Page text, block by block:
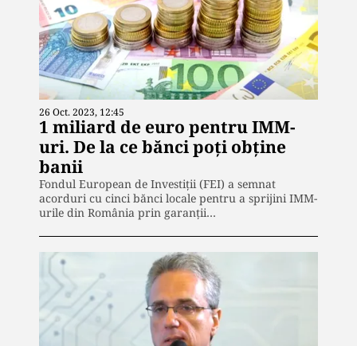
26 Oct. 2023, 12:45
1 miliard de euro pentru IMM-
uri. De la ce bănci poți obține
banii
Fondul European de Investiţii (FEI) a semnat
acorduri cu cinci bănci locale pentru a sprijini IMM-
urile din România prin garanţii…